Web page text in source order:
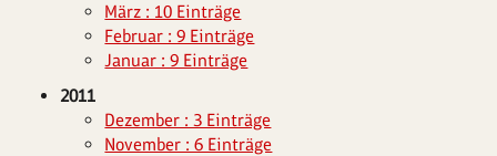
März : 10 Einträge
Februar : 9 Einträge
Januar : 9 Einträge
2011
Dezember : 3 Einträge
November : 6 Einträge